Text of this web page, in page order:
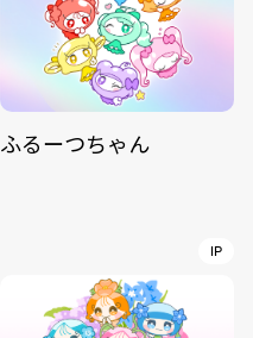
ふるーつちゃん
IP